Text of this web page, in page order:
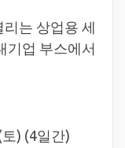
는 상업용 세
기업 부스에서
) (4일간)